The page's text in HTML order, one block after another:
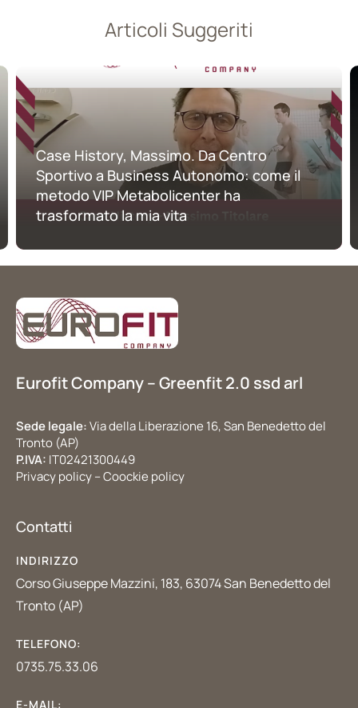
Articoli Suggeriti
Case History, Massimo. Da Centro
Sportivo a Business Autonomo: come il
metodo VIP Metabolicenter ha
trasformato la mia vita
Eurofit Company – Greenfit 2.0 ssd arl
Sede legale:Via della Liberazione 16, San Benedetto del
Tronto (AP)
P.IVA: IT02421300449
Privacy policy – Coockie policy
Contatti
INDIRIZZO
Corso Giuseppe Mazzini, 183, 63074 San Benedetto del
Tronto (AP)
TELEFONO:
0735.75.33.06
E-MAIL: